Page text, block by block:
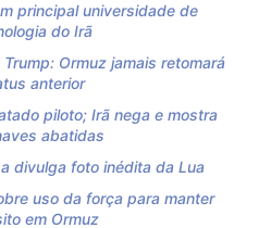
principal universidade de
do Irã
Ormuz jamais retomará
anterior
piloto; Irã nega e mostra
abatidas
divulga foto inédita da Lua
uso da força para manter
em Ormuz